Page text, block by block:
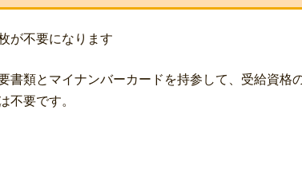
が不要になります
書類とマイナンバーカードを持参して、受給資格
要です。